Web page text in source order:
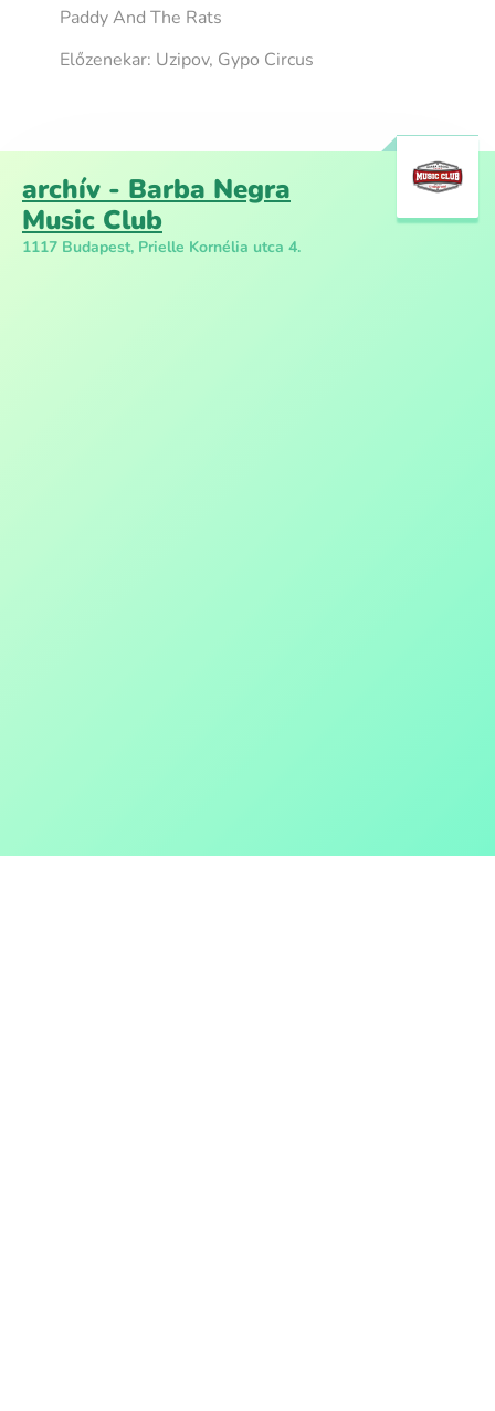
Paddy And The Rats
Előzenekar: Uzipov, Gypo Circus
archív - Barba Negra
Music Club
1117 Budapest, Prielle Kornélia utca 4.